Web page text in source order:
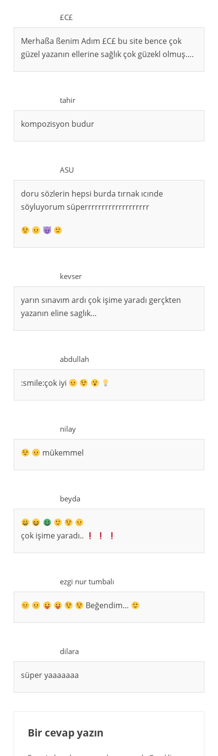
£C£
Merhaßa ßenim Adım £C£ bu site bence çok
güzel yazanın ellerine sağlık çok güzekl olmuş….
tahir
kompozisyon budur
ASU
doru sözlerin hepsi burda tırnak ıcınde
söyluyorum süperrrrrrrrrrrrrrrrrrr
kevser
yarın sınavım ardı çok işime yaradı gerçkten
yazanın eline saglık…
abdullah
:smile:çok iyi
nilay
mükemmel
beyda
çok işime yaradı..
ezgi nur tumbalı
Beğendim…
dilara
süper yaaaaaaa
Bir cevap yazın